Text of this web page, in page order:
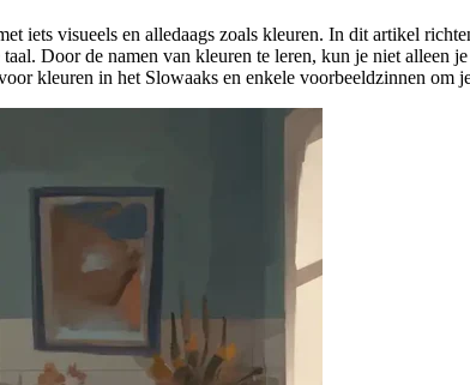
iets visueels en alledaags zoals kleuren. In dit artikel
Door de namen van kleuren te leren, kun je niet alleen
kleuren in het Slowaaks en enkele voorbeeldzinnen om